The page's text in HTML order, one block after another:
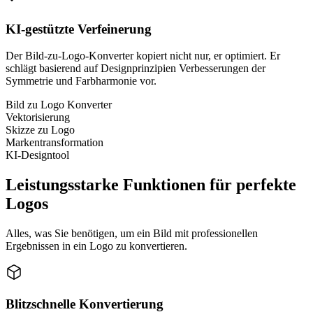
KI-gestützte Verfeinerung
Der Bild-zu-Logo-Konverter kopiert nicht nur, er optimiert. Er
schlägt basierend auf Designprinzipien Verbesserungen der
Symmetrie und Farbharmonie vor.
Bild zu Logo Konverter
Vektorisierung
Skizze zu Logo
Markentransformation
KI-Designtool
Leistungsstarke Funktionen für perfekte
Logos
Alles, was Sie benötigen, um ein Bild mit professionellen
Ergebnissen in ein Logo zu konvertieren.
Blitzschnelle Konvertierung